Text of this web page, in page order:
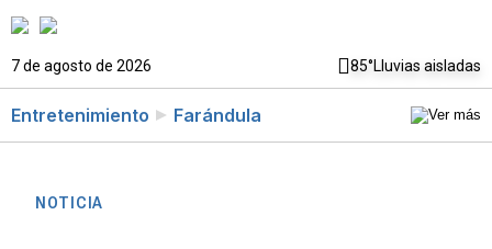
7 de agosto de 2026 85°Lluvias aisladas
Entretenimiento Farándula
NOTICIA